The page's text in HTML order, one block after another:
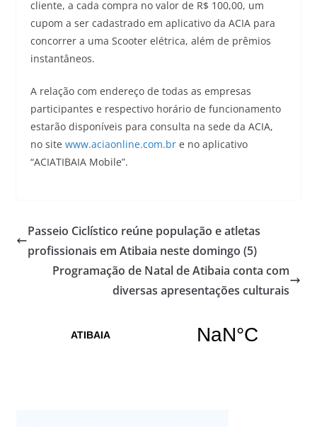
cliente, a cada compra no valor de R$ 100,00, um
cupom a ser cadastrado em aplicativo da ACIA para
concorrer a uma Scooter elétrica, além de prêmios
instantâneos.
A relação com endereço de todas as empresas
participantes e respectivo horário de funcionamento
estarão disponíveis para consulta na sede da ACIA,
no site www.aciaonline.com.bre no aplicativo
“ACIATIBAIA Mobile”.
Passeio Ciclístico reúne população e atletas
profissionais em Atibaia neste domingo (5)
Programação de Natal de Atibaia conta com
diversas apresentações culturais